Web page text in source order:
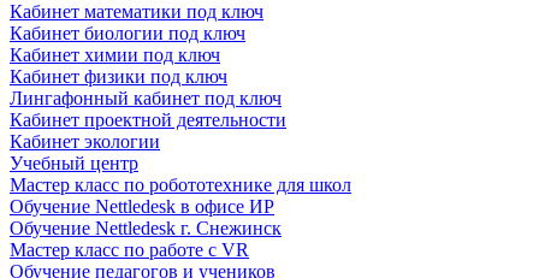
Кабинет математики под ключ
Кабинет биологии под ключ
Кабинет химии под ключ
Кабинет физики под ключ
Лингафонный кабинет под ключ
Кабинет проектной деятельности
Кабинет экологии
Учебный центр
Мастер класс по робототехнике для школ
Обучение Nettledesk в офисе ИР
Обучение Nettledesk г. Снежинск
Мастер класс по работе с VR
Обучение педагогов и учеников